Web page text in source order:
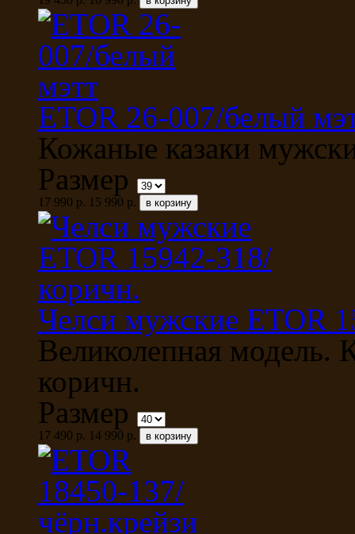
ETOR 26-007/белый
Кожаные казаки
Размер
17 990 р. 15 990 р.
Челси мужские ETOR
Великолепная модель.
коричн.
Размер
17 490 р. 14 990 р.